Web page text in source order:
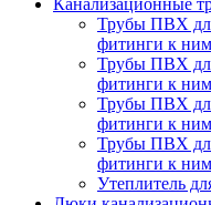
Канализационные
Трубы ПВХ
фитинги к ним
Трубы ПВХ
фитинги к ним
Трубы ПВХ
фитинги к ним
Трубы ПВХ
фитинги к ним
Утеплитель